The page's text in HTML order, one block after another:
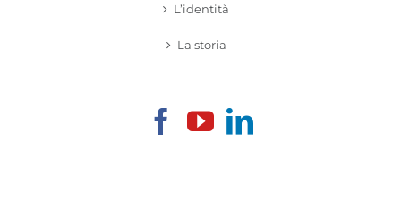
L’identità
La storia